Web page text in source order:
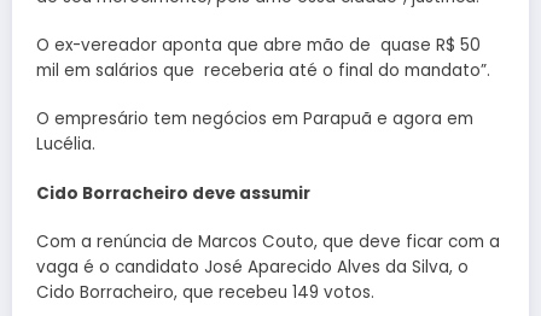
O ex-vereador aponta que abre mão de quase R$ 50
mil em salários que receberia até o final do mandato”.
O empresário tem negócios em Parapuã e agora em
Lucélia.
Cido Borracheiro deve assumir
Com a renúncia de Marcos Couto, que deve ficar com a
vaga é o candidato José Aparecido Alves da Silva, o
Cido Borracheiro, que recebeu 149 votos.